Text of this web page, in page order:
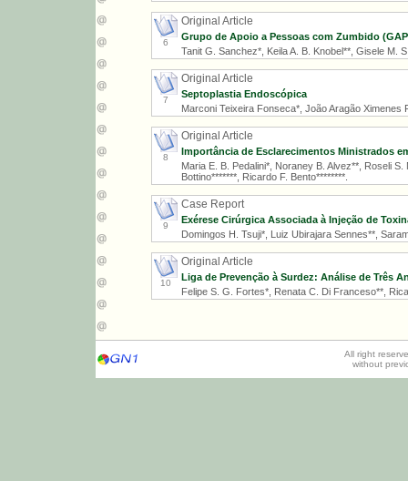
6
Original Article
Grupo de Apoio a Pessoas com Zumbido
Tanit G. Sanchez*, Keila A. B. Knobel**, Gisele M.
7
Original Article
Septoplastia Endoscópica
Marconi Teixeira Fonseca*, João Aragão Ximenes
8
Original Article
Importância de Esclarecimentos Ministrados
Maria E. B. Pedalini*, Noraney B. Alvez**, Roseli
Bottino*******, Ricardo F. Bento********.
9
Case Report
Exérese Cirúrgica Associada à Injeção de
Domingos H. Tsuji*, Luiz Ubirajara Sennes**,
10
Original Article
Liga de Prevenção à Surdez: Análise de Três
Felipe S. G. Fortes*, Renata C. Di Franceso**,
All right
without